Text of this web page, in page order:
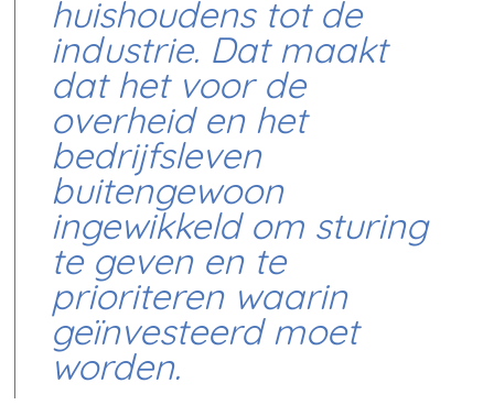
huishoudens tot de
industrie. Dat maakt
dat het voor de
overheid en het
bedrijfsleven
buitengewoon
ingewikkeld om sturing
te geven en te
prioriteren waarin
geïnvesteerd moet
worden.